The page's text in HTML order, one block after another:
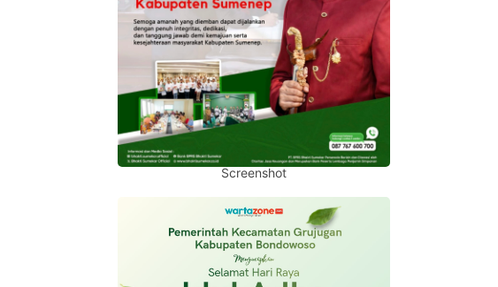
Screenshot